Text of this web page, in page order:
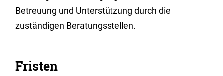
Betreuung und Unterstützung durch die
zuständigen Beratungsstellen.
Fristen